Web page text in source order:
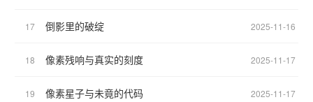
17 倒影里的破绽 2025-11-16
18 像素残响与真实的刻度 2025-11-17
19 像素星子与未竟的代码 2025-11-17